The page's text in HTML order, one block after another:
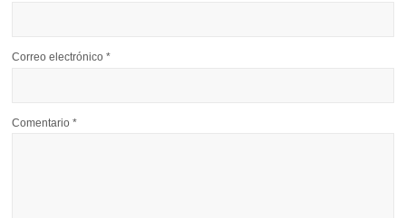
Comentario*
Correo electrónico*